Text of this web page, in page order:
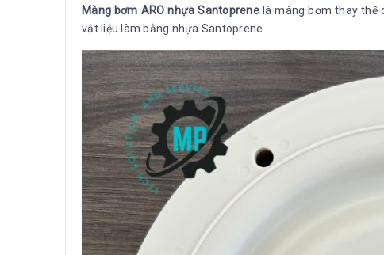
Màng bơm ARO nhựa Santoprenelà màng bơm thay thế
vật liệu làm bằng nhựa Santoprene